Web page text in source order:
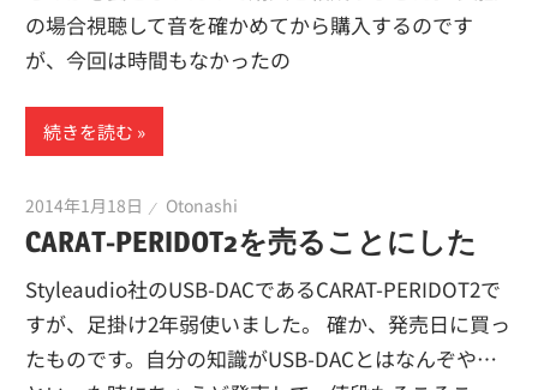
の場合視聴して音を確かめてから購入するのです
が、今回は時間もなかったの
続きを読む
2014年1月18日 Otonashi
CARAT-PERIDOT2を売ることにした
Styleaudio社のUSB-DACであるCARAT-PERIDOT2で
すが、足掛け2年弱使いました。 確か、発売日に買っ
たものです。自分の知識がUSB-DACとはなんぞや…